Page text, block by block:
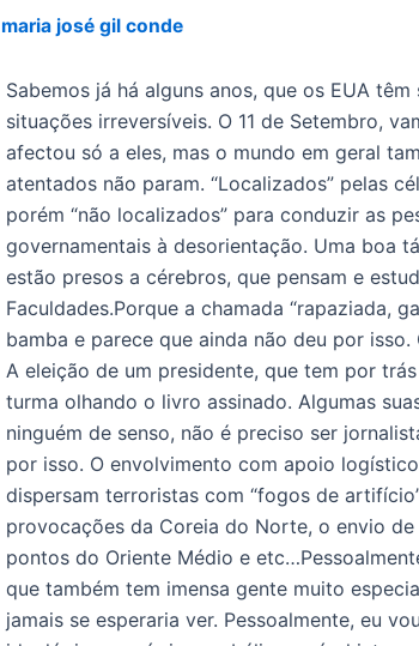
maria josé gil conde
Sabemos já há alguns anos, que os EUA
situações irreversíveis. O 11 de Setembro,
afectou só a eles, mas o mundo em geral
atentados não param. “Localizados” pelas
porém “não localizados” para conduzir as
governamentais à desorientação. Uma boa
estão presos a cérebros, que pensam e
Faculdades.Porque a chamada “rapaziada,
bamba e parece que ainda não deu por isso.
A eleição de um presidente, que tem por
turma olhando o livro assinado. Algumas
ninguém de senso, não é preciso ser
por isso. O envolvimento com apoio
dispersam terroristas com “fogos de
provocações da Coreia do Norte, o envio
pontos do Oriente Médio e
que também tem imensa gente muito
jamais se esperaria ver. Pessoalmente, eu